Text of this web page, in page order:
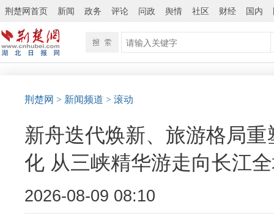
荆楚网首页 新闻 政务 评论 问政 舆情 社区 财经 国内
荆楚网 > 新闻频道 > 滚动
新舟迭代焕新、旅游格局
化 从三峡精华游走向长江
2026-08-09 08:10